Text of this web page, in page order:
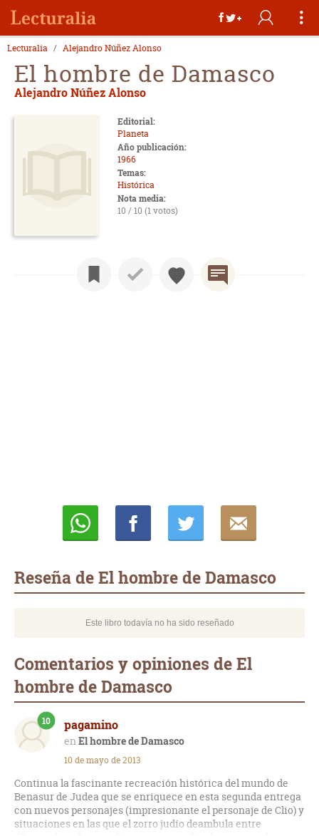
Lecturalia Alejandro Núñez Alonso
El hombre de Damasco
Alejandro Núñez Alonso
Editorial:
Planeta
Año publicación:
1966
Temas:
Histórica
Nota media:
10 / 10 (1 votos)
Reseña de El hombre de Damasco
Este libro todavía no ha sido reseñado
Comentarios y opiniones de El
hombre de Damasco
pagamino
El hombre de Damasco
10
10 de mayo de 2013
Continua la fascinante recreación histórica del mundo de
Benasur de Judea que se enriquece en esta segunda entrega
con nuevos personajes (impresionante el personaje de Clio) y
situaciones en las que el zorro judío deambula entre